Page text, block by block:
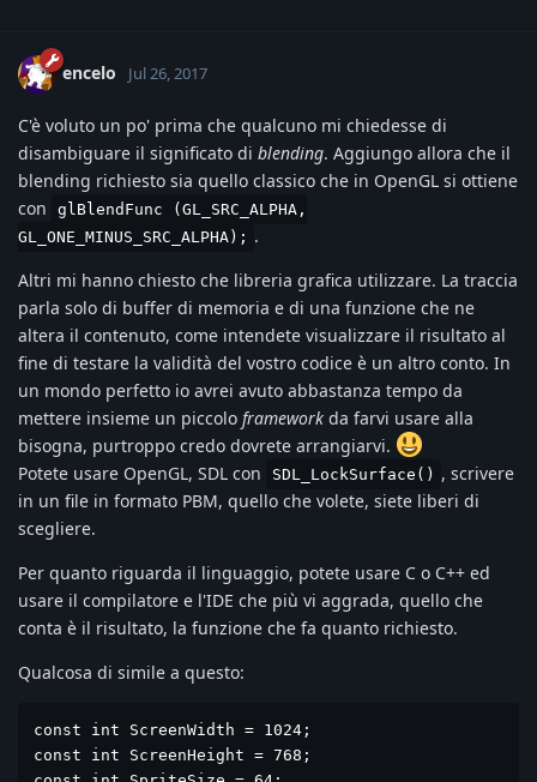
encelo Jul 26, 2017
C'è voluto un po' prima che qualcuno mi chiedesse di
disambiguare il significato di blending. Aggiungo allora che il
blending richiesto sia quello classico che in OpenGL si ottiene
con
glBlendFunc (GL_SRC_ALPHA,
GL_ONE_MINUS_SRC_ALPHA); .
Altri mi hanno chiesto che libreria grafica utilizzare. La traccia
parla solo di buffer di memoria e di una funzione che ne
altera il contenuto, come intendete visualizzare il risultato al
fine di testare la validità del vostro codice è un altro conto. In
un mondo perfetto io avrei avuto abbastanza tempo da
mettere insieme un piccolo framework da farvi usare alla
bisogna, purtroppo credo dovrete arrangiarvi.
Potete usare OpenGL, SDL con
SDL_LockSurface() , scrivere
in un file in formato PBM, quello che volete, siete liberi di
scegliere.
Per quanto riguarda il linguaggio, potete usare C o C++ ed
usare il compilatore e l'IDE che più vi aggrada, quello che
conta è il risultato, la funzione che fa quanto richiesto.
Qualcosa di simile a questo:
const int ScreenWidth = 1024;
const int ScreenHeight = 768;